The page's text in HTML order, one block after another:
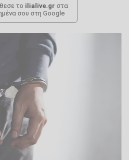
το ilialive.gr στα
σου στη Google